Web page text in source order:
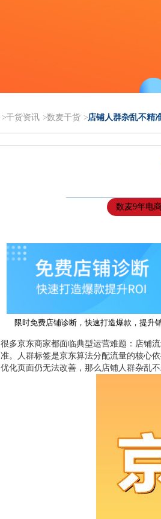
>干货资讯 >数麦干货 >店铺人群杂乱不精准
数麦9年电
限时免费店铺诊断，快速打造爆款，提升
很多京东商家都面临典型运营难题：店铺
准。人群标签是京东算法分配流量的核心
优化页面仍无法改善，那么店铺人群杂乱不